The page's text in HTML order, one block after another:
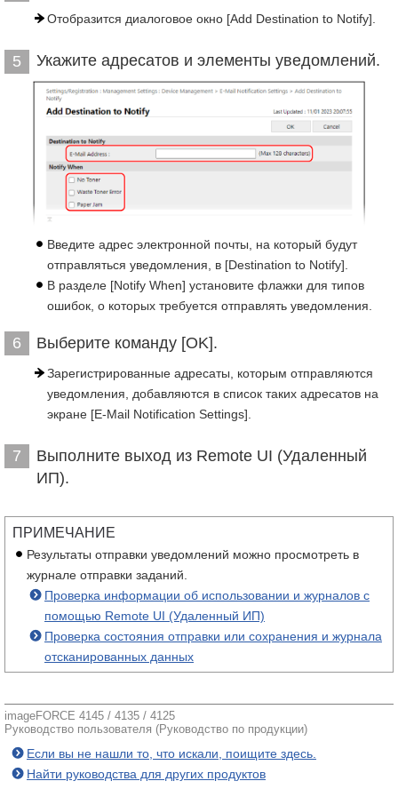
Отобразится диалоговое окно [Add Destination to Notify].
5 Укажите адресатов и элементы уведомлений.
Введите адрес электронной почты, на который будут
отправляться уведомления, в [Destination to Notify].
В разделе [Notify When] установите флажки для типов
ошибок, о которых требуется отправлять уведомления.
6 Выберите команду [OK].
Зарегистрированные адресаты, которым отправляются
уведомления, добавляются в список таких адресатов на
экране [E-Mail Notification Settings].
7
Выполните выход из Remote UI (Удаленный
ИП).
ПРИМЕЧАНИЕ
Результаты отправки уведомлений можно просмотреть в
журнале отправки заданий.
Проверка информации об использовании и журналов с
помощью Remote UI (Удаленный ИП)
Проверка состояния отправки или сохранения и журнала
отсканированных данных
imageFORCE 4145 / 4135 / 4125
Руководство пользователя (Руководство по продукции)
Если вы не нашли то, что искали, поищите здесь.
Найти руководства для других продуктов